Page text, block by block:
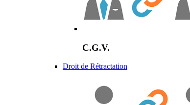
C.G.V.
Droit de Rétractation